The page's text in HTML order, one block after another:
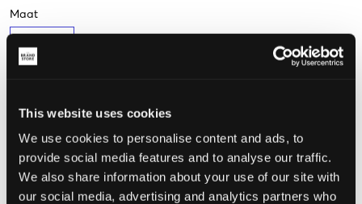
This website uses cookies
We use cookies to personalise content and ads, to
provide social media features and to analyse our traffic.
We also share information about your use of our site with
our social media, advertising and analytics partners who
Maat
One size
De maat lijkt
MAATTABEL